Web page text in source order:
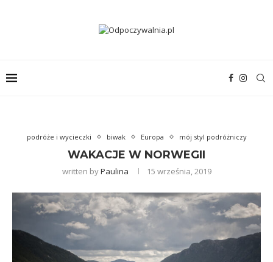
podróże i wycieczki biwak Europa mój styl podróżniczy
WAKACJE W NORWEGII
written byPaulina 15 września, 2019